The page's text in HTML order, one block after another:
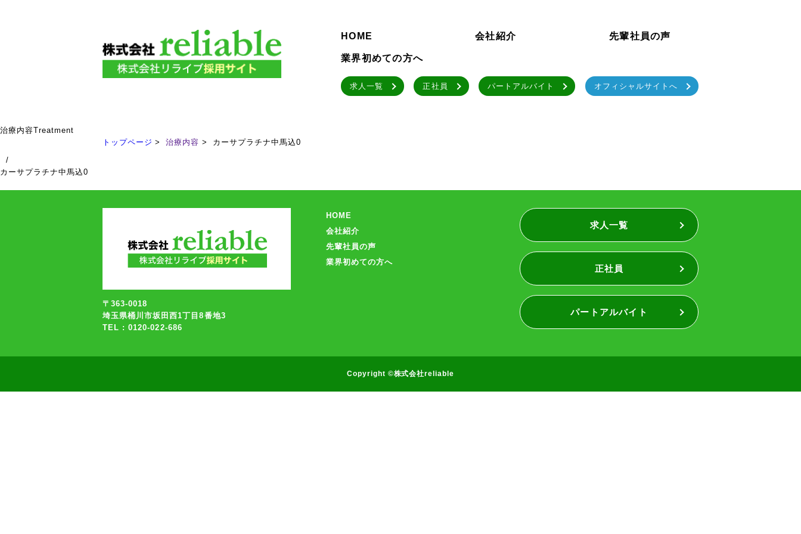
HOME 会社紹介 先輩社員の声
業界初めての方へ
求人一覧 正社員 パートアルバイト オフィシャルサイトへ
治療内容Treatment
トップページ
治療内容
カーサプラチナ中馬込0
/
カーサプラチナ中馬込0
〒363-0018
埼玉県桶川市坂田西1丁目8番地3
TEL : 0120-022-686
HOME
会社紹介
先輩社員の声
業界初めての方へ
求人一覧
正社員
パートアルバイト
Copyright ©株式会社reliable